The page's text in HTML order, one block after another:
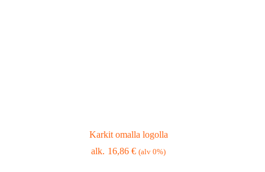
Karkit omalla logolla
16,86€ (alv 0%)